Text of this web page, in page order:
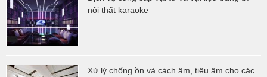
nội thất karaoke
Xử lý chống ồn và cách âm, tiêu âm cho các